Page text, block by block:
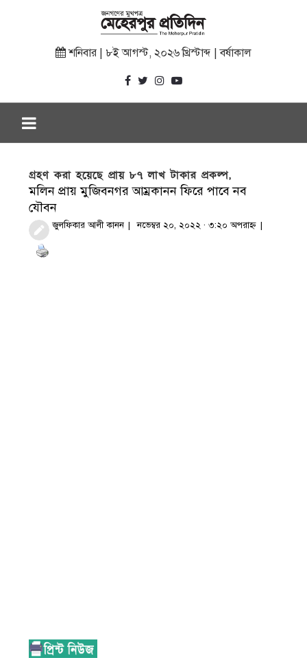
শনিবার | ৮ই আগস্ট, ২০২৬ খ্রিস্টাব্দ | বর্ষাকাল
গ্রহণ করা হয়েছে প্রায় ৮৭ লাখ টাকার প্রকল্প,
মলিন প্রায় মুজিবনগর আম্রকানন ফিরে পাবে নব
যৌবন
জুলফিকার আলী কানন নভেম্বর ২০, ২০২২ · ৩:২০ অপরাহ্ণ